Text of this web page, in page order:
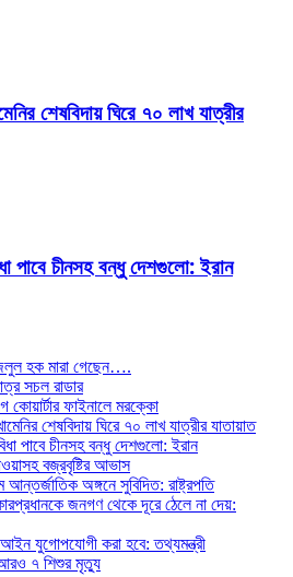
শেষবিদায় ঘিরে ৭০ লাখ যাত্রীর
পাবে চীনসহ বন্ধু দেশগুলো: ইরান
হক মারা গেছেন….
সচল রাডার
কোয়ার্টার ফাইনালে মরক্কো
শেষবিদায় ঘিরে ৭০ লাখ যাত্রীর যাতায়াত
পাবে চীনসহ বন্ধু দেশগুলো: ইরান
বজ্রবৃষ্টির আভাস
আন্তর্জাতিক অঙ্গনে সুবিদিত: রাষ্ট্রপতি
জনগণ থেকে দূরে ঠেলে না দেয়:
আইন যুগোপযোগী করা হবে: তথ্যমন্ত্রী
আরও ৭ শিশুর মৃত্যু